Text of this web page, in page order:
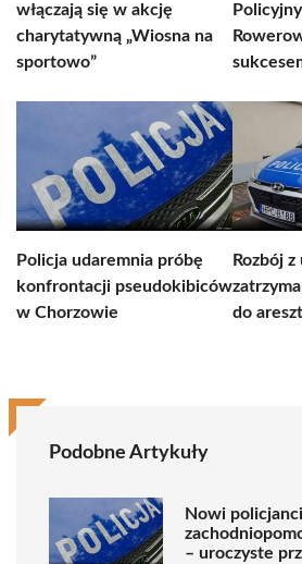
włączają się w akcję
charytatywną „Wiosna na
sportowo”
Policja udaremnia próbę
konfrontacji pseudokibiców
w Chorzowie
Rozbój
do
Podobne Artykuły
Nowi
– uroczyste